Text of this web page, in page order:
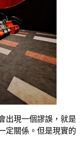
出現一個謬誤，就是
定關係。但是現實的